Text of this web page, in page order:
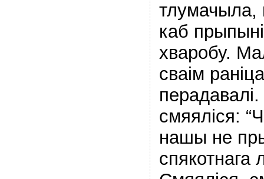
тлумачыла,
каб
хваробу.
сваім
перадавалі.
смяяліся:
нашы не
спякотнага